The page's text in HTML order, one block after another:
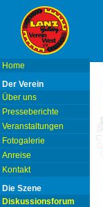
Home
Der Verein
Über uns
Presseberichte
Veranstaltungen
Fotogalerie
Anreise
Kontakt
Die Szene
Diskussionsforum